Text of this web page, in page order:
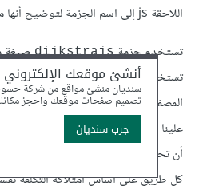
اللاحقة js إلى اسم الحِزمة لتوضيح أنها مكتوبة بجافاسكربت.
تستخدِم حزمةdijkstrajsصيغة
تستخدم كائنات تكون قيم خصائصها
المصفوفات التي استخدمناها، فإذا
علينا التأكد من تخزين المخطط بالصيغة
أن تحصل جميع الحدود على الوزن نفسه
كل طريق على أساس امتلاكه التكلفة